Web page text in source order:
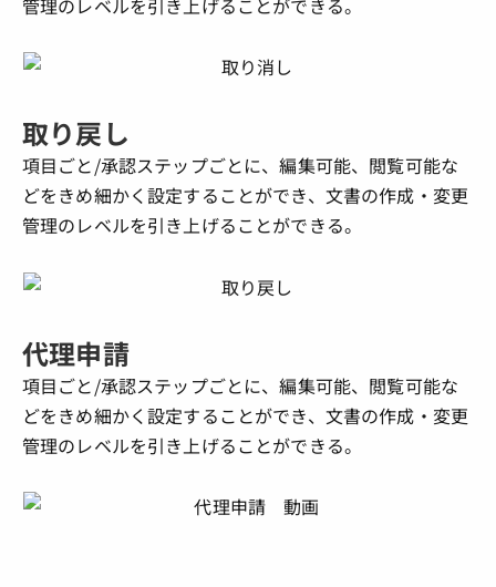
管理のレベルを引き上げることができる。
取り戻し
項目ごと/承認ステップごとに、編集可能、閲覧可能な
どをきめ細かく設定することができ、文書の作成・変更
管理のレベルを引き上げることができる。
代理申請
項目ごと/承認ステップごとに、編集可能、閲覧可能な
どをきめ細かく設定することができ、文書の作成・変更
管理のレベルを引き上げることができる。